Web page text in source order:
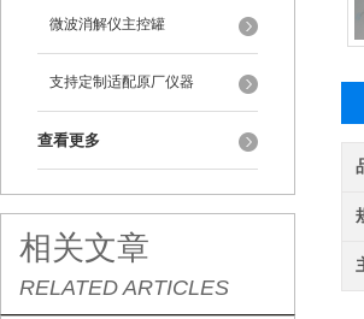
微波消解仪主控罐
支持定制适配原厂仪器
查看更多
相关文章
RELATED ARTICLES